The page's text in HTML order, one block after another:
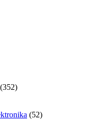
(352)
(52)